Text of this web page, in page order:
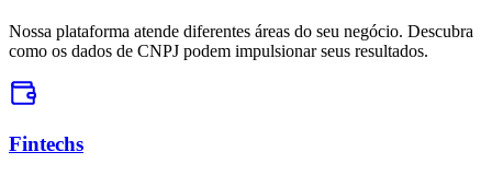
Nossa plataforma atende diferentes áreas do seu negócio. Descubra
como os dados de CNPJ podem impulsionar seus resultados.
Fintechs